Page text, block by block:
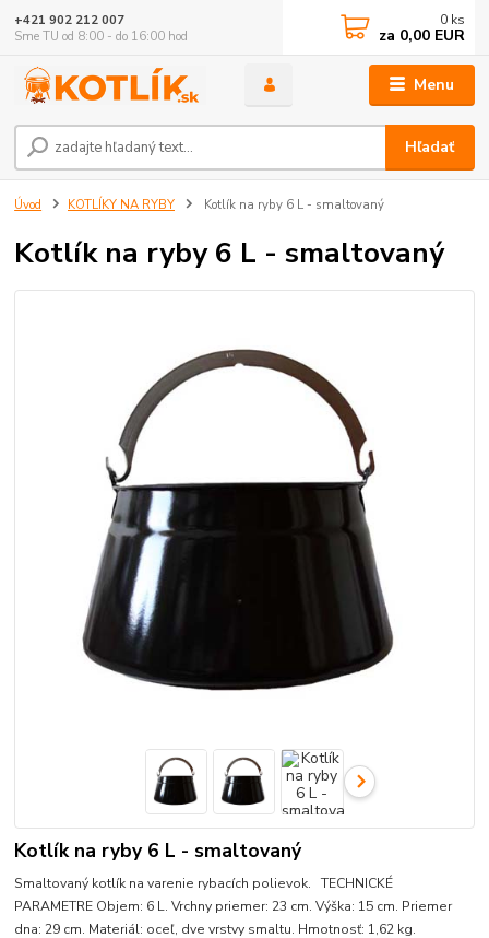
Menu
Hľadať
+421 902 212 007
Sme TU od 8:00 - do 16:00 hod
0 ks
za 0,00 EUR
Úvod KOTLÍKY NA RYBY Kotlík na ryby 6 L - smaltovaný
Kotlík na ryby 6 L - smaltovaný
Kotlík na ryby 6 L - smaltovaný
Smaltovaný kotlík na varenie rybacích polievok. TECHNICKÉ
PARAMETRE Objem: 6 L. Vrchny priemer: 23 cm. Výška: 15 cm. Priemer
dna: 29 cm. Materiál: oceľ, dve vrstvy smaltu. Hmotnosť: 1,62 kg.